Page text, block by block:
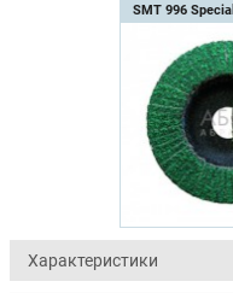
SMT 996 Special
Характеристики